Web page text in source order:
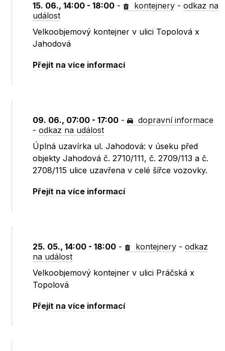
15. 06., 14:00 - 18:00 - kontejnery -odkaz na
událost
Velkoobjemový kontejner v ulici Topolová x
Jahodová
Přejít na více informací
09. 06., 07:00 - 17:00 -
dopravní informace
-odkaz na událost
Úplná uzavírka ul. Jahodová: v úseku před
objekty Jahodová č. 2710/111, č. 2709/113 a č.
2708/115 ulice uzavřena v celé šířce vozovky.
Přejít na více informací
25. 05., 14:00 - 18:00 - kontejnery -odkaz
na událost
Velkoobjemový kontejner v ulici Práčská x
Topolová
Přejít na více informací